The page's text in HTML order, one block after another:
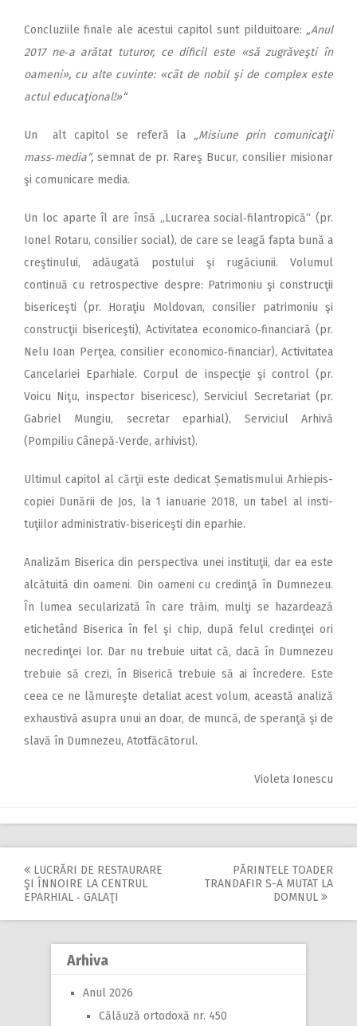
Concluziile finale ale acestui capitol sunt pilduitoare: „Anul
2017 ne‑a arătat tuturor, ce dificil este «să zugrăveşti în
oameni», cu alte cuvinte: «cât de nobil şi de complex este
actul educaţional!»“
Un alt capitol se referă la „Misiune prin comunicaţii
mass‑media“, semnat de pr. Rareş Bucur, consilier misionar
şi comunicare media.
Un loc aparte îl are însă „Lucrarea social‑filantropică“ (pr.
Ionel Rotaru, consilier social), de care se leagă fapta bună a
creştinului, adăugată postului şi rugăciunii. Volumul
continuă cu retrospective despre: Patrimoniu şi construcţii
bisericeşti (pr. Horaţiu Moldovan, consilier patrimoniu şi
construcţii bisericeşti), Activitatea economico‑financiară (pr.
Nelu Ioan Perţea, consilier economico‑financiar), Activitatea
Can­celariei Eparhiale. Corpul de inspecţie şi control (pr.
Voicu Niţu, inspector bisericesc), Serviciul Secretariat (pr.
Gabriel Mungiu, secretar epar­hial), Serviciul Arhivă
(Pompiliu Cânepă‑Verde, arhivist).
Ultimul capitol al cărţii este dedicat Șematismului Ar­hiepis­­­
copiei Dunării de Jos, la 1 ia­­nuarie 2018, un tabel al in­sti­
tuţiilor admini­strativ‑bi­seri­ceşti din eparhie.
Analizăm Biserica din perspectiva unei instituţii, dar ea este
alcătuită din oameni. Din oameni cu credinţă în Dumnezeu.
În lumea secularizată în care trăim, mulţi se hazardează
etichetând Biserica în fel şi chip, după felul credinţei ori
necredinţei lor. Dar nu trebuie uitat că, dacă în Dumnezeu
trebuie să crezi, în Biserică trebuie să ai încredere. Este
ceea ce ne lămureşte detaliat acest volum, această analiză
exhaustivă asupra unui an doar, de muncă, de speranţă şi de
slavă în Dumnezeu, Atotfăcătorul.
Violeta Ionescu
Post
navigation
LUCRĂRI DE RESTAURARE
ŞI ÎNNOIRE LA CENTRUL
EPARHIAL ‑ GALAŢI
PĂRINTELE TOADER
TRANDAFIR S-A MUTAT LA
DOMNUL
Arhiva
Anul 2026
Călăuză ortodoxă nr. 450